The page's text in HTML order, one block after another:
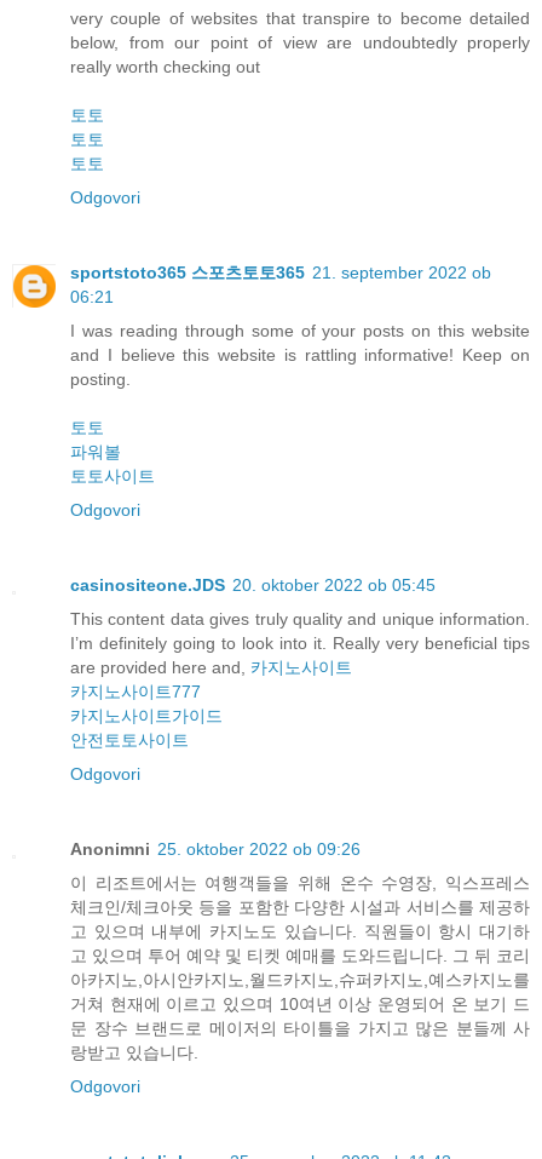
very couple of websites that transpire to become detailed
below, from our point of view are undoubtedly properly
really worth checking out
토토
토토
토토
Odgovori
sportstoto365 스포츠토토365 21. september 2022 ob
06:21
I was reading through some of your posts on this website
and I believe this website is rattling informative! Keep on
posting.
토토
파워볼
토토사이트
Odgovori
casinositeone.JDS 20. oktober 2022 ob 05:45
This content data gives truly quality and unique information.
I’m definitely going to look into it. Really very beneficial tips
are provided here and, 카지노사이트
카지노사이트777
카지노사이트가이드
안전토토사이트
Odgovori
Anonimni 25. oktober 2022 ob 09:26
이 리조트에서는 여행객들을 위해 온수 수영장, 익스프레스
체크인/체크아웃 등을 포함한 다양한 시설과 서비스를 제공하
고 있으며 내부에 카지노도 있습니다. 직원들이 항시 대기하
고 있으며 투어 예약 및 티켓 예매를 도와드립니다. 그 뒤 코리
아카지노,아시안카지노,월드카지노,슈퍼카지노,예스카지노를
거쳐 현재에 이르고 있으며 10여년 이상 운영되어 온 보기 드
문 장수 브랜드로 메이저의 타이틀을 가지고 많은 분들께 사
랑받고 있습니다.
Odgovori